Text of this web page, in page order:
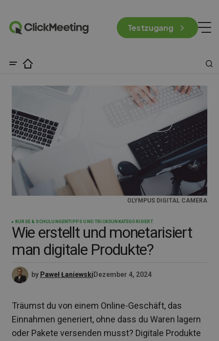
Testzugang
OLYMPUS DIGITAL CAMERA
KURSE & SCHULUNGENTIPPS UND TRICKSUNKATEGORISIERT
Wie erstellt und monetarisiert
man digitale Produkte?
by Paweł Łaniewski Dezember 4, 2024
Träumst du von einem Online-Geschäft, das
Einnahmen generiert, ohne dass du Waren lagern
oder Pakete versenden musst? Digitale Produkte